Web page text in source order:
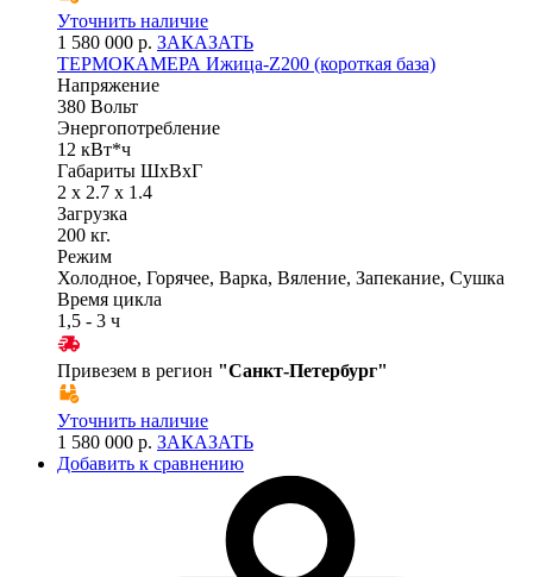
Уточнить наличие
1 580 000 р. ЗАКАЗАТЬ
ТЕРМОКАМЕРА Ижица-Z200 (короткая база)
Напряжение
380 Вольт
Энергопотребление
12 кВт*ч
Габариты ШхВхГ
2 x 2.7 x 1.4
Загрузка
200 кг.
Режим
Холодное, Горячее, Варка, Вяление, Запекание, Сушка
Время цикла
1,5 - 3 ч
Привезем в регион "Санкт-Петербург"
Уточнить наличие
1 580 000 р. ЗАКАЗАТЬ
Добавить к сравнению